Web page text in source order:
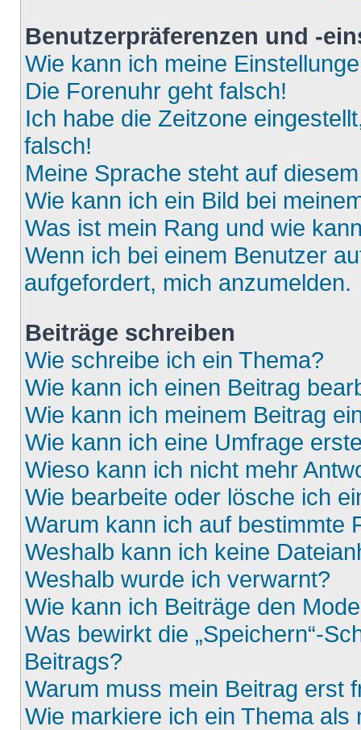
Benutzerpräferenzen und -
Wie kann ich meine
Die Forenuhr geht falsch!
Ich habe die Zeitzone
falsch!
Meine Sprache steht auf
Wie kann ich ein Bild bei
Was ist mein Rang und wie
Wenn ich bei einem Benutzer
aufgefordert, mich anzumelden.
Beiträge schreiben
Wie schreibe ich ein Thema?
Wie kann ich einen Beitrag
Wie kann ich meinem Beitrag
Wie kann ich eine Umfrage
Wieso kann ich nicht mehr
Wie bearbeite oder lösche ich
Warum kann ich auf bestimmte
Weshalb kann ich keine
Weshalb wurde ich verwarnt?
Wie kann ich Beiträge den
Was bewirkt die „Speichern“-
Beitrags?
Warum muss mein Beitrag erst
Wie markiere ich ein Thema als